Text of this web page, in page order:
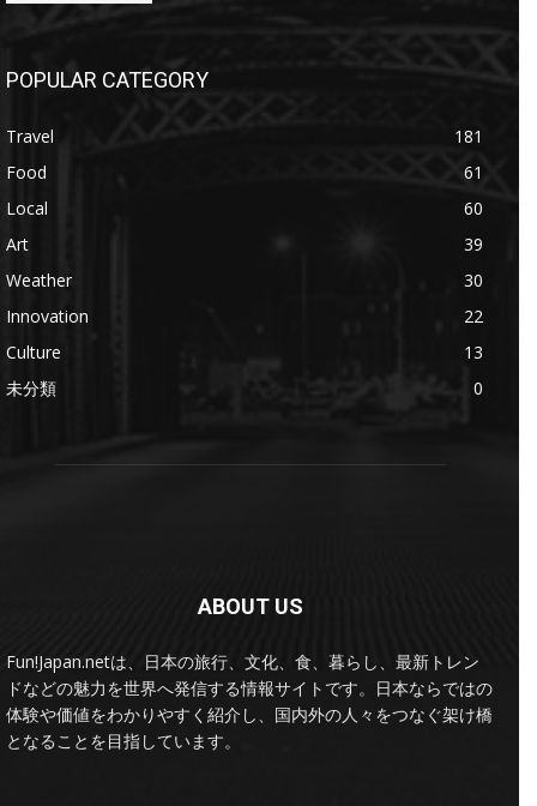
POPULAR CATEGORY
Travel
181
Food
61
Local
60
Art
39
Weather
30
Innovation
22
Culture
13
未分類
0
ABOUT US
Fun!Japan.netは、日本の旅行、文化、食、暮らし、最新トレン
ドなどの魅力を世界へ発信する情報サイトです。日本ならではの
体験や価値をわかりやすく紹介し、国内外の人々をつなぐ架け橋
となることを目指しています。